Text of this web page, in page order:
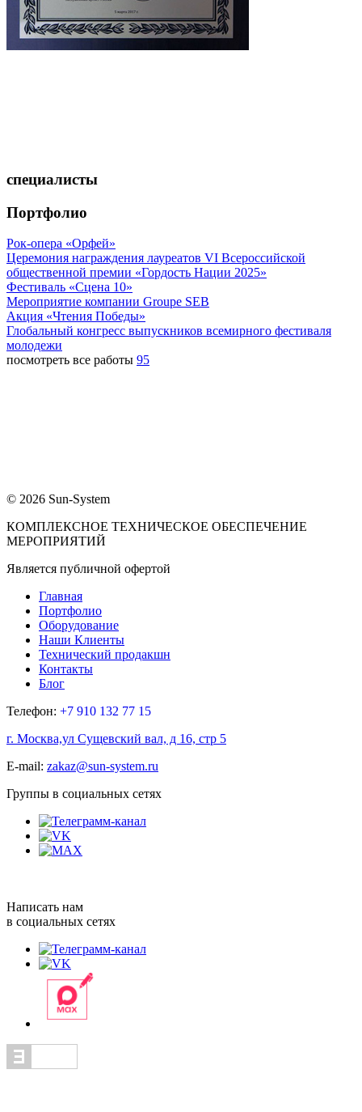
специалисты
Портфолио
Рок-опера «Орфей»
Церемония награждения лауреатов VI Всероссийской
общественной премии «Гордость Нации 2025»
Фестиваль «Сцена 10»
Мероприятие компании Groupe SEB
Акция «Чтения Победы»
Глобальный конгресс выпускников всемирного фестиваля
молодежи
посмотреть все работы 95
© 2026 Sun-System
КОМПЛЕКСНОЕ ТЕХНИЧЕСКОЕ ОБЕСПЕЧЕНИЕ
МЕРОПРИЯТИЙ
Является публичной офертой
Главная
Портфолио
Оборудование
Наши Клиенты
Технический продакшн
Контакты
Блог
Телефон: +7 910 132 77 15
г. Москва,ул Cущевский вал, д 16, стр 5
E-mail: zakaz@sun-system.ru
Группы в социальных сетях
Написать нам
в социальных сетях